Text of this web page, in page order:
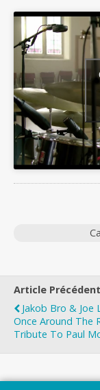
Article Précédent
Jakob Bro & Joe
Once Around The
Tribute To Paul